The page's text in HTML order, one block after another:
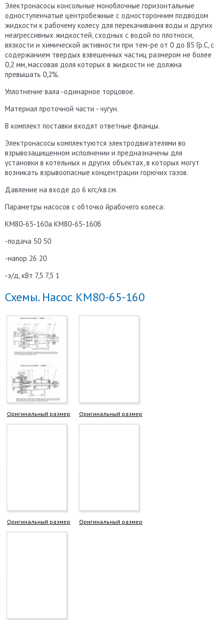
Электронасосы консольные моноблочные горизонтальные
одноступенчатые центробежные с односторонним подводом
жидкости к рабочему колесу для перекачивания воды и других
неагрессивных жидкостей, сходных с водой по плотноси,
вязкости и химической активности при тем-ре от 0 до 85 Гр.С, с
содержанием твердых взвешенных частиц размером не более
0,2 мм, массовая доля которых в жидкости не должна
превышать 0,2%.
Уплотнение вала -одинарное торцовое.
Материал проточной части - чугун.
В комплект поставки входят ответные фланцы.
Электронасосы комплектуются электродвигателями во
взрывозащищенном исполнении и предназначены для
установки в котельных и других объектах, в которых могут
возникать взрывоопасные концентрации горючих газов.
Давление на входе до 6 кгс/кв.см.
Параметры насосов с обточко йрабочего колеса:
КМ80-65-160а КМ80-65-160б
-подача 50 50
-напор 26 20
-э/д, кВт 7,5 7,5 1
Схемы. Насос КМ80-65-160
Оригинальный размер Оригинальный размер
Оригинальный размер Оригинальный размер